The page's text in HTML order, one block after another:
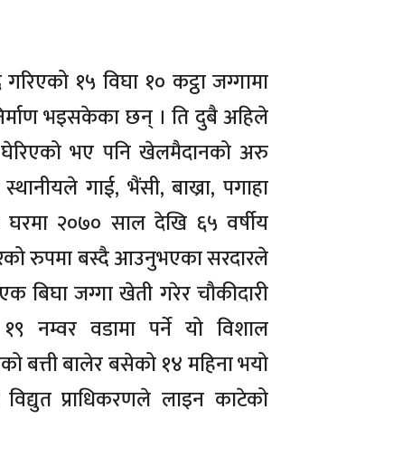
१५ विघा १० कट्ठा जग्गामा
भइसकेका छन् । ति दुबै अहिले
घेरिएको भए पनि खेलमैदानको अरु
गाई, भैंसी, बाख्रा, पगाहा
२०७० साल देखि ६५ वर्षीय
रुपमा बस्दै आउनुभएका सरदारले
बिघा जग्गा खेती गरेर चौकीदारी
नम्वर वडामा पर्ने यो विशाल
बत्ती बालेर बसेको १४ महिना भयो
प्राधिकरणले लाइन काटेको